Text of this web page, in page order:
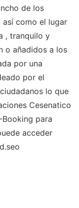
de los
así como el lugar
, tranquilo y
o añadidos a los
por una
por el
lo que
Cesenatico
para
acceder